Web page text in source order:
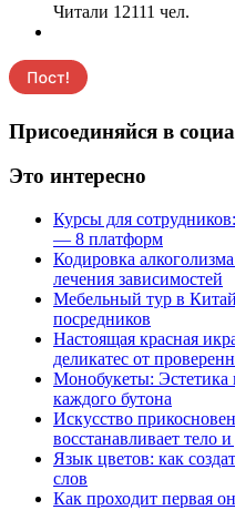
Читали 12111 чел.
Присоединяйся в
Это интересно
Курсы для
— 8 платформ
Кодировка
лечения зависимостей
Мебельный тур в
посредников
Настоящая красная
деликатес от
Монобукеты:
каждого бутона
Искусство
восстанавливает тело
Язык цветов: как
слов
Как проходит первая